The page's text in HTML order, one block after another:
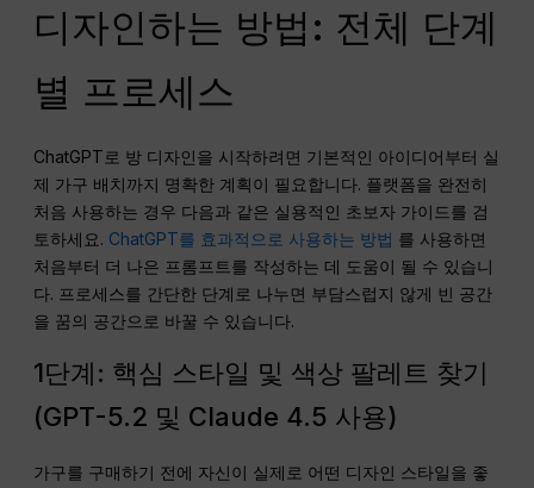
디자인하는 방법: 전체 단계
별 프로세스
ChatGPT로 방 디자인을 시작하려면 기본적인 아이디어부터 실
제 가구 배치까지 명확한 계획이 필요합니다. 플랫폼을 완전히
처음 사용하는 경우 다음과 같은 실용적인 초보자 가이드를 검
토하세요. ChatGPT를 효과적으로 사용하는 방법 를 사용하면
처음부터 더 나은 프롬프트를 작성하는 데 도움이 될 수 있습니
다. 프로세스를 간단한 단계로 나누면 부담스럽지 않게 빈 공간
을 꿈의 공간으로 바꿀 수 있습니다.
1단계: 핵심 스타일 및 색상 팔레트 찾기
(GPT-5.2 및 Claude 4.5 사용)
가구를 구매하기 전에 자신이 실제로 어떤 디자인 스타일을 좋